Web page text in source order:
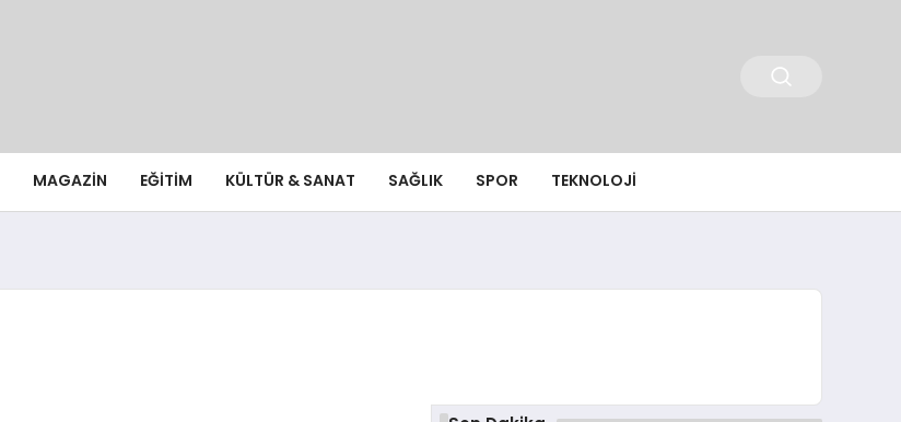
MAGAZIN EĞITIM KÜLTÜR & SANAT SAĞLIK SPOR TEKNOLOJI